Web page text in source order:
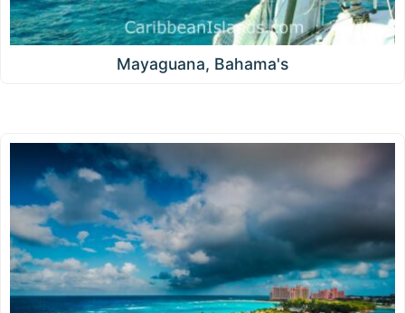
Mayaguana, Bahama's